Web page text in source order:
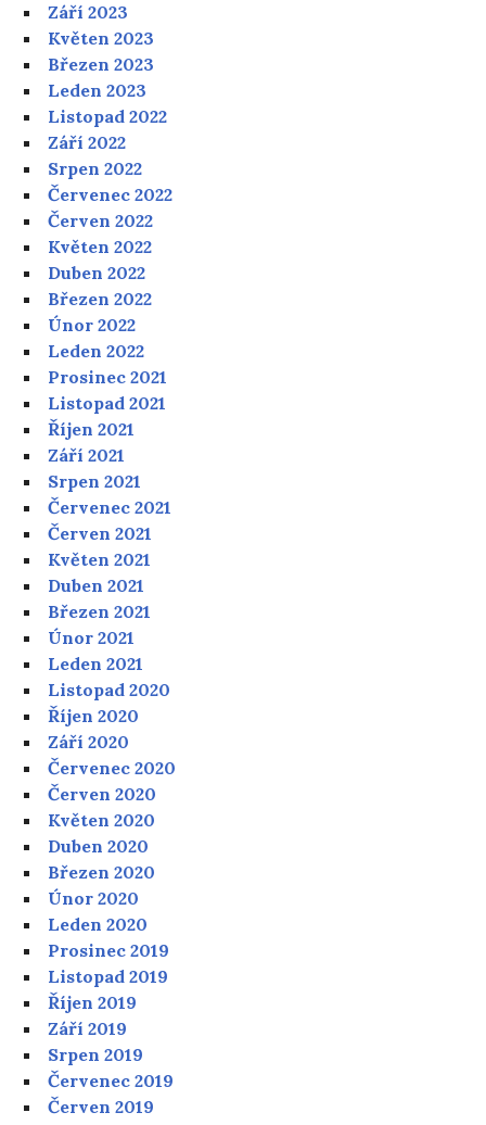
Září 2023
Květen 2023
Březen 2023
Leden 2023
Listopad 2022
Září 2022
Srpen 2022
Červenec 2022
Červen 2022
Květen 2022
Duben 2022
Březen 2022
Únor 2022
Leden 2022
Prosinec 2021
Listopad 2021
Říjen 2021
Září 2021
Srpen 2021
Červenec 2021
Červen 2021
Květen 2021
Duben 2021
Březen 2021
Únor 2021
Leden 2021
Listopad 2020
Říjen 2020
Září 2020
Červenec 2020
Červen 2020
Květen 2020
Duben 2020
Březen 2020
Únor 2020
Leden 2020
Prosinec 2019
Listopad 2019
Říjen 2019
Září 2019
Srpen 2019
Červenec 2019
Červen 2019